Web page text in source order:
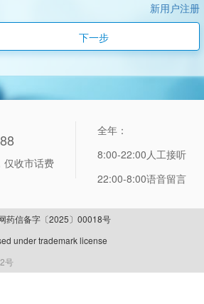
新用户注册
下一步
仅收市话费
全年：
8:00-22:00人工接听
22:00-8:00语音留言
药信备字〔2025〕00018号
under trademark license
号